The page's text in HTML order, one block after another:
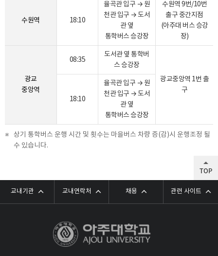
수원역 18:10
율곡관 입구 → 원
천관 입구 → 도서
관 옆
통학버스 승강장
수원역 9번/10번
출구 중간지점
(아주대 버스 승강
장)
광교
중앙역
08:35
도서관 옆 통학버
스 승강장
광교중앙역 1번 출
구
18:10
율곡관 입구 → 원
천관 입구 → 도서
관 옆
통학버스 승강장
상기 통학버스 운행 시간 및 횟수는 마을버스 차량 증(감)시 운행조정 될
수 있습니다.
교내기관 교내연락처 채용 관련 사이트
TOP